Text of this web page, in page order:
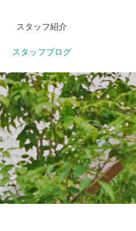
スタッフ紹介
スタッフブログ